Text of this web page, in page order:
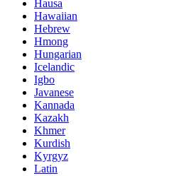
Hausa
Hawaiian
Hebrew
Hmong
Hungarian
Icelandic
Igbo
Javanese
Kannada
Kazakh
Khmer
Kurdish
Kyrgyz
Latin